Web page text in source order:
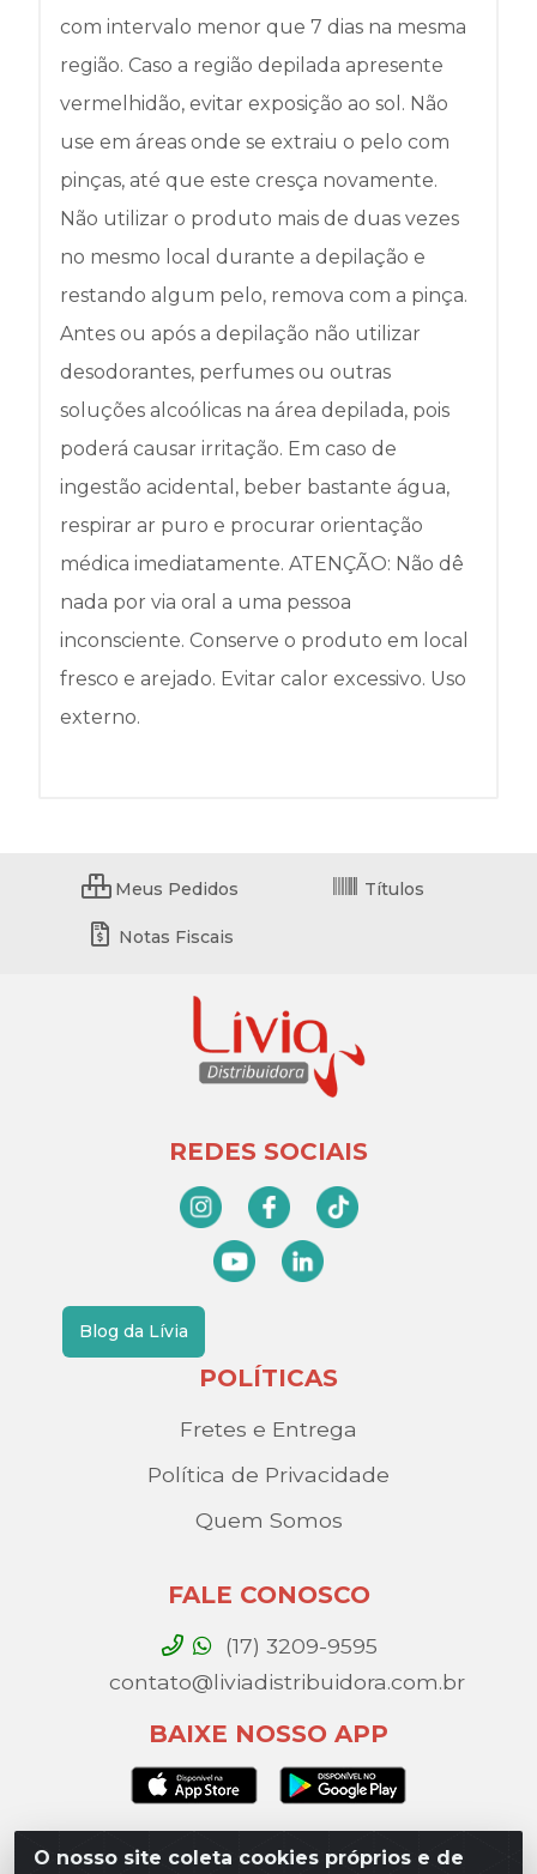
com intervalo menor que 7 dias na mesma
região. Caso a região depilada apresente
vermelhidão, evitar exposição ao sol. Não
use em áreas onde se extraiu o pelo com
pinças, até que este cresça novamente.
Não utilizar o produto mais de duas vezes
no mesmo local durante a depilação e
restando algum pelo, remova com a pinça.
Antes ou após a depilação não utilizar
desodorantes, perfumes ou outras
soluções alcoólicas na área depilada, pois
poderá causar irritação. Em caso de
ingestão acidental, beber bastante água,
respirar ar puro e procurar orientação
médica imediatamente. ATENÇÃO: Não dê
nada por via oral a uma pessoa
inconsciente. Conserve o produto em local
fresco e arejado. Evitar calor excessivo. Uso
externo.
O nosso site coleta cookies próprios e de
Meus Pedidos Títulos
Notas Fiscais
REDES SOCIAIS
Blog da Lívia
POLÍTICAS
Fretes e Entrega
Política de Privacidade
Quem Somos
FALE CONOSCO
(17) 3209-9595
contato@liviadistribuidora.com.br
BAIXE NOSSO APP